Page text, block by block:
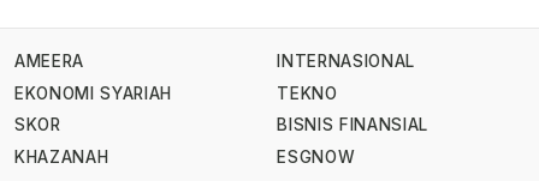
AMEERA
EKONOMI SYARIAH
SKOR
KHAZANAH
INTERNASIONAL
TEKNO
BISNIS FINANSIAL
ESGNOW